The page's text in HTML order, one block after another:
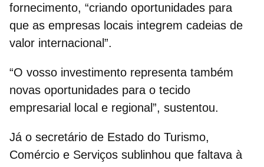
fornecimento, “criando oportunidades para
que as empresas locais integrem cadeias de
valor internacional”.
“O vosso investimento representa também
novas oportunidades para o tecido
empresarial local e regional”, sustentou.
Já o secretário de Estado do Turismo,
Comércio e Serviços sublinhou que faltava à